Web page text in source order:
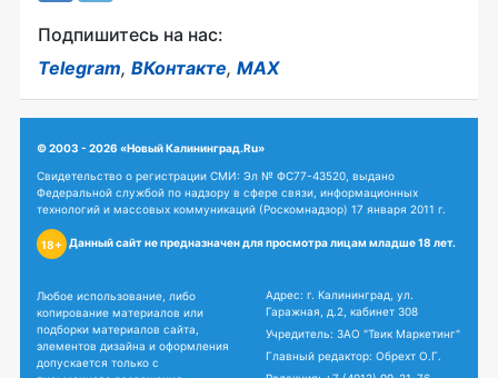
Подпишитесь на нас:
Telegram, ВКонтакте, MAX
© 2003 - 2026 «Новый Калининград.Ru»
Свидетельство о регистрации СМИ: Эл № ФС77-43520, выдано
Федеральной службой по надзору в сфере связи, информационных
технологий и массовых коммуникаций (Роскомнадзор) 17 января 2011 г.
18+ Данный сайт не предназначен для просмотра лицам младше 18 лет.
Любое использование, либо
копирование материалов или
подборки материалов сайта,
элементов дизайна и оформления
допускается только с
Адрес: г. Калининград, ул.
Гаражная, д.2, кабинет 308
Учредитель: ЗАО "Твик Маркетинг"
Главный редактор: Обрехт О.Г.